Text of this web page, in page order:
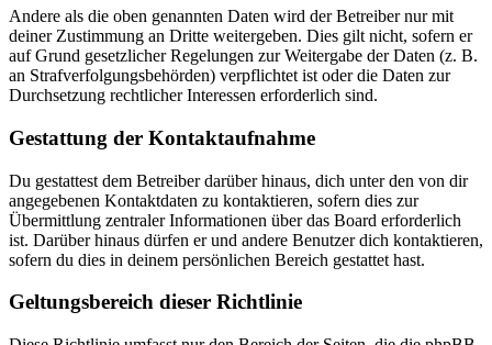
Andere als die oben genannten Daten wird der Betreiber nur mit
deiner Zustimmung an Dritte weitergeben. Dies gilt nicht, sofern er
auf Grund gesetzlicher Regelungen zur Weitergabe der Daten (z. B.
an Strafverfolgungsbehörden) verpflichtet ist oder die Daten zur
Durchsetzung rechtlicher Interessen erforderlich sind.
Gestattung der Kontaktaufnahme
Du gestattest dem Betreiber darüber hinaus, dich unter den von dir
angegebenen Kontaktdaten zu kontaktieren, sofern dies zur
Übermittlung zentraler Informationen über das Board erforderlich
ist. Darüber hinaus dürfen er und andere Benutzer dich kontaktieren,
sofern du dies in deinem persönlichen Bereich gestattet hast.
Geltungsbereich dieser Richtlinie